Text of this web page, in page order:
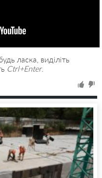
ласка, виділіть
Ctrl+Enter.